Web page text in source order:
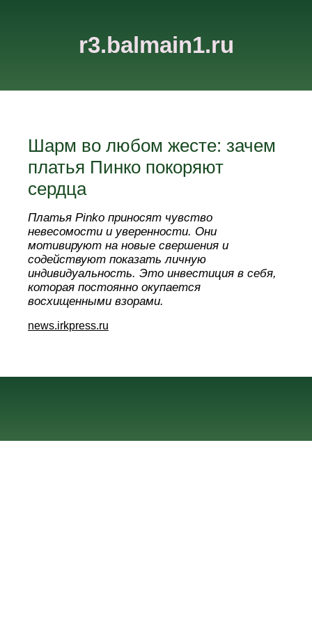
r3.balmain1.ru
Шарм во любом жесте: зачем
платья Пинко покоряют
сердца
Платья Pinko приносят чувство
невесомости и уверенности. Они
мотивируют на новые свершения и
содействуют показать личную
индивидуальность. Это инвестиция в себя,
которая постоянно окупается
восхищенными взорами.
news.irkpress.ru